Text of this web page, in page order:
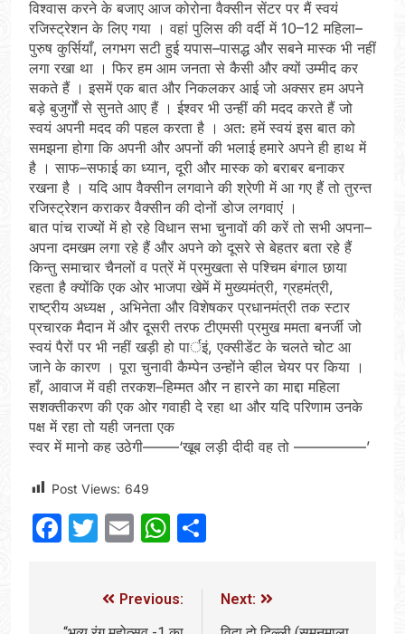
विश्वास करने के बजाए आज कोरोना वैक्सीन सेंटर पर मैं स्वयं
रजिस्ट्रेशन के लिए गया । वहां पुलिस की वर्दी में 10–12 महिला–
पुरुष कुर्सियाँ, लगभग सटी हुई यपास–पासद्ध और सबने मास्क भी नहीं
लगा रखा था । फिर हम आम जनता से कैसी और क्यों उम्मीद कर
सकते हैं । इसमें एक बात और निकलकर आई जो अक्सर हम अपने
बड़े बुजुर्गों से सुनते आए हैं । ईश्वर भी उन्हीं की मदद करते हैं जो
स्वयं अपनी मदद की पहल करता है । अत: हमें स्वयं इस बात को
समझना होगा कि अपनी और अपनों की भलाई हमारे अपने ही हाथ में
है । साफ–सफाई का ध्यान, दूरी और मास्क को बराबर बनाकर
रखना है । यदि आप वैक्सीन लगवाने की श्रेणी में आ गए हैं तो तुरन्त
रजिस्ट्रेशन कराकर वैक्सीन की दोनों डोज लगवाएं ।
बात पांच राज्यों में हो रहे विधान सभा चुनावों की करें तो सभी अपना–
अपना दमखम लगा रहे हैं और अपने को दूसरे से बेहतर बता रहे हैं
किन्तु समाचार चैनलों व पत्रें में प्रमुखता से पश्चिम बंगाल छाया
रहता है क्योंकि एक ओर भाजपा खेमें में मुख्यमंत्री, ग्रहमंत्री,
राष्ट्रीय अध्यक्ष , अभिनेता और विशेषकर प्रधानमंत्री तक स्टार
प्रचारक मैदान में और दूसरी तरफ टीएमसी प्रमुख ममता बनर्जी जो
स्वयं पैरों पर भी नहीं खड़ी हो पार्इं, एक्सीडेंट के चलते चोट आ
जाने के कारण । पूरा चुनावी कैम्पेन उन्होंने व्हील चेयर पर किया ।
हाँ, आवाज में वही तरकश–हिम्मत और न हारने का माद्दा महिला
सशक्तीकरण की एक ओर गवाही दे रहा था और यदि परिणाम उनके
पक्ष में रहा तो यही जनता एक
स्वर में मानो कह उठेगी–––––‘खूब लड़ी दीदी वह तो ––––––––––’
Post Views: 649
Facebook
Twitter
EmailWhatsApp
Previous:
Next: